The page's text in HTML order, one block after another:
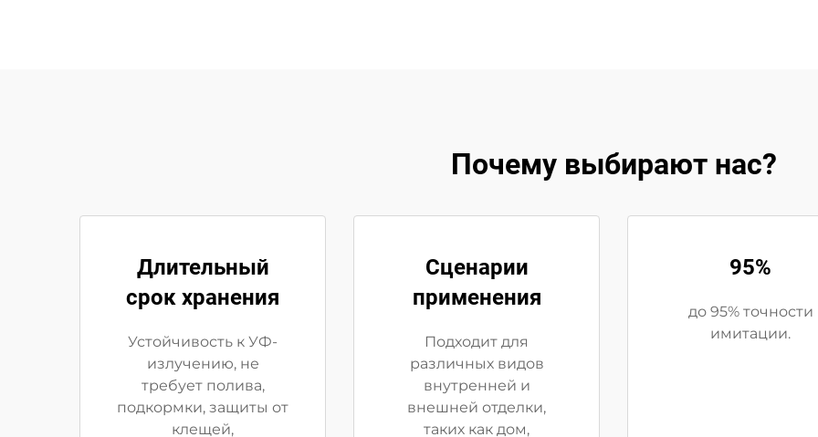
Почему выбирают нас?
Длительный
срок хранения
Устойчивость к УФ-
излучению, не
требует полива,
подкормки, защиты от
клещей,
Сценарии
применения
Подходит для
различных видов
внутренней и
внешней отделки,
таких как дом,
95%
до 95% точности
имитации.